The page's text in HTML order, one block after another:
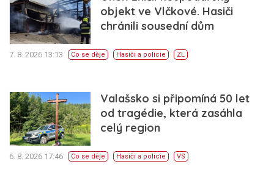
objekt ve Vlčkové. Hasiči
chránili sousední dům
7. 8. 2026 13:13 Co se děje Hasiči a policie ZL
Valašsko si připomíná 50 let
od tragédie, která zasáhla
celý region
6. 8. 2026 17:46 Co se děje Hasiči a policie VS